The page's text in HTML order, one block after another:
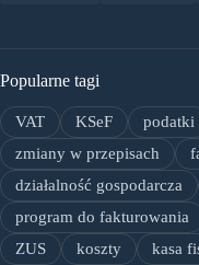
Popularne tagi
VAT KSeF podatki
zmiany w przepisach
działalność gospodarcza
program do fakturowania
ZUS
koszty kasa